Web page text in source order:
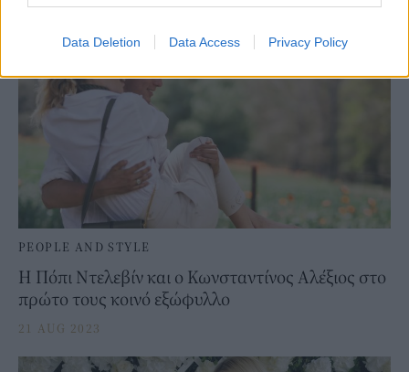
Data Deletion Data Access Privacy Policy
PEOPLE AND STYLE
Η Πόπι Ντελεβίν και ο Κωνσταντίνος Αλέξιος στο
πρώτο τους κοινό εξώφυλλο
21 AUG 2023